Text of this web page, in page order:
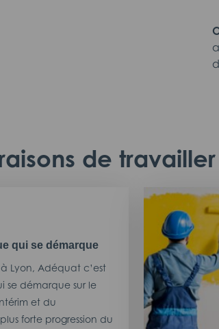
de
qui se démarque
Lyon, Adéquat c’est
se démarque sur le
et du
forte progression du